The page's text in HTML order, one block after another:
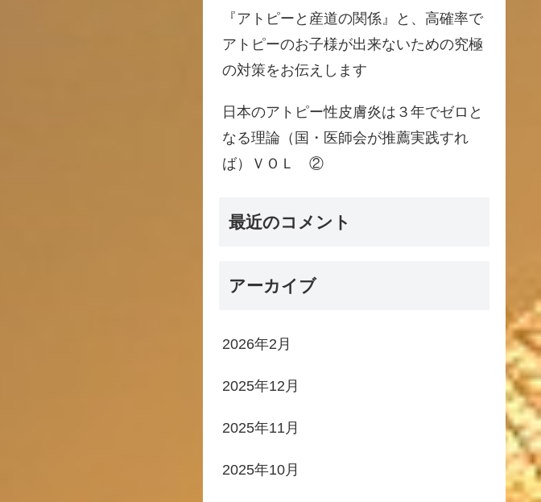
『アトピーと産道の関係』と、高確率で
アトピーのお子様が出来ないための究極
の対策をお伝えします
日本のアトピー性皮膚炎は３年でゼロと
なる理論（国・医師会が推薦実践すれ
ば）ＶＯＬ ②
最近のコメント
アーカイブ
2026年2月
2025年12月
2025年11月
2025年10月